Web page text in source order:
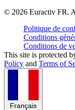
© 2026 Euractiv FR.
Politique de
Conditions
Conditions de
This site is protected
Policy and Terms of
Français